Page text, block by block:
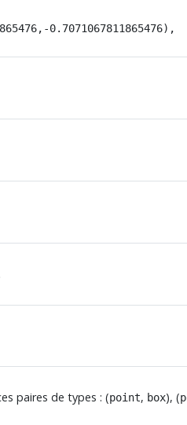
0.7071067811865476),​
paires de types : (point, box), (